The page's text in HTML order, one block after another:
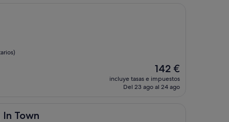
El
precio
actual
142 €
incluye tasas e impuestos
Del 23 ago al 24 ago
Town